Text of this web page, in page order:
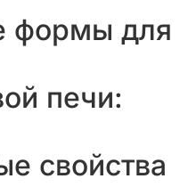
формы для
печи:
свойства